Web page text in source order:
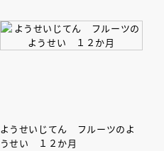
ようせいじてん フルーツのよ
うせい １２か月